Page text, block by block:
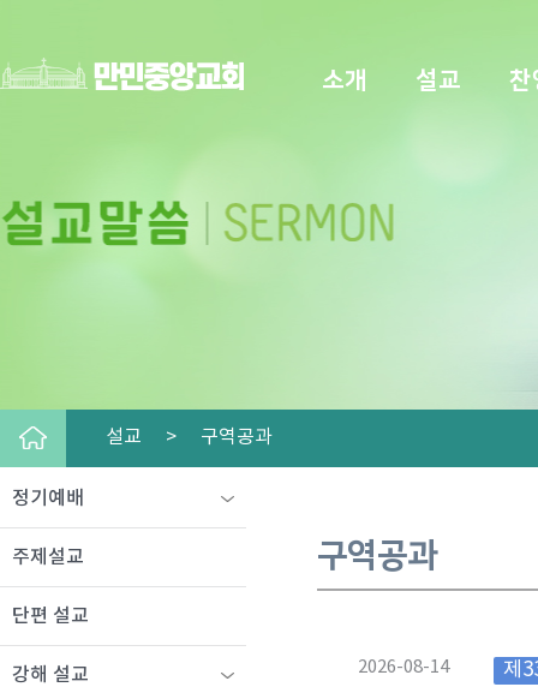
소개 설교 찬
설교 > 구역공과
구역공과
2026-08-14 제
정기예배
주제설교
단편 설교
강해 설교